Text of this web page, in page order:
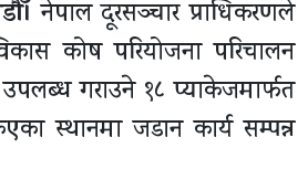
नेपाल दूरसञ्चार प्राधिकरणले
कोष परियोजना परिचालन
उपलब्ध गराउने १८ प्याकेजमार्फत
स्थानमा जडान कार्य सम्पन्न